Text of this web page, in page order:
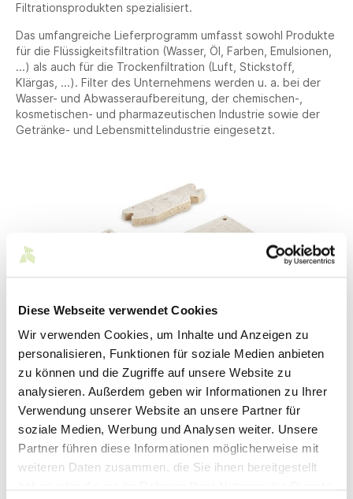
Diese Webseite verwendet Cookies
Wir verwenden Cookies, um Inhalte und Anzeigen zu
personalisieren, Funktionen für soziale Medien anbieten
zu können und die Zugriffe auf unsere Website zu
analysieren. Außerdem geben wir Informationen zu Ihrer
Verwendung unserer Website an unsere Partner für
soziale Medien, Werbung und Analysen weiter. Unsere
Partner führen diese Informationen möglicherweise mit
weiteren Daten zusammen, die Sie ihnen bereitgestellt
Filtrationsprodukten spezialisiert.
Das umfangreiche Lieferprogramm umfasst sowohl Produkte
für die Flüssigkeitsfiltration (Wasser, Öl, Farben, Emulsionen,
...) als auch für die Trockenfiltration (Luft, Stickstoff,
Klärgas, ...). Filter des Unternehmens werden u. a. bei der
Wasser- und Abwasseraufbereitung, der chemischen-,
kosmetischen- und pharmazeutischen Industrie sowie der
Getränke- und Lebensmittelindustrie eingesetzt.
Kontakt
Voigt GmbH Filz- und Filtertechnik
Brühlstraße 6-8
73249 Wernau